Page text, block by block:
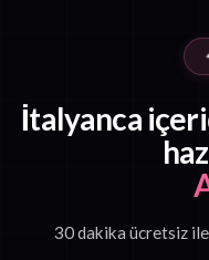
İtalyanca
30 dakika ücretsiz ile